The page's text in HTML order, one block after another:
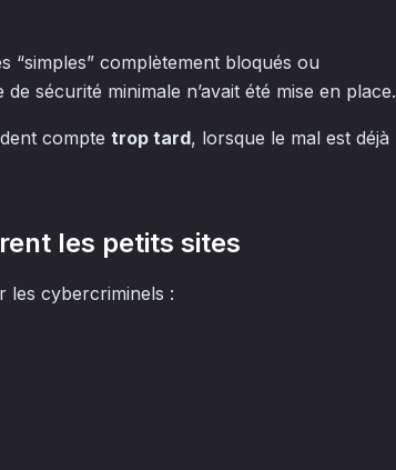
“simples” complètement bloqués ou
sécurité minimale n’avait été mise en place.
compte trop tard, lorsque le mal est déjà
les petits sites
les cybercriminels :